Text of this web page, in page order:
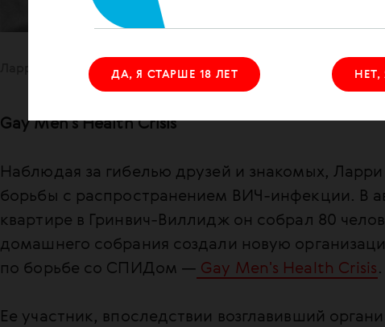
ДА, Я СТАРШЕ 18 ЛЕТ
Ларри Крамер на конференции по СПИДу, 1987 год,
Gay Men's Health Crisis
Наблюдая за гибелью друзей и знакомых,
борьбы с распространением ВИЧ-инфекции. В
квартире в Гринвич-Виллидж он собрал 80
домашнего собрания создали новую
по борьбе со СПИДом — Gay Men's Health Crisis .
Ее участник, впоследствии возглавивший